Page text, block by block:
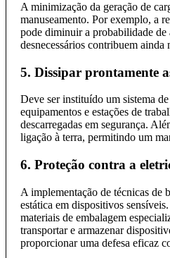
A minimização da geração de
manuseamento. Por exemplo, a
pode diminuir a probabilidade de
desnecessários contribuem ainda
5. Dissipar prontamente
Deve ser instituído um sistema
equipamentos e estações de
descarregadas em segurança.
ligação à terra, permitindo um
6. Proteção contra a
A implementação de técnicas
estática em dispositivos
materiais de embalagem
transportar e armazenar
proporcionar uma defesa eficaz